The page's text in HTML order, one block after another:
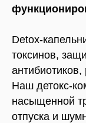
Detox-
токсинов,
Наш детокс-
насыщенной
отпуска и